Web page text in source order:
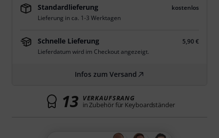
Standardlieferung
kostenlos
Lieferung in ca. 1-3 Werktagen
Schnelle Lieferung
5,90 €
Lieferdatum wird im Checkout angezeigt.
Infos zum Versand
13 VERKAUFSRANG
in Zubehör für Keyboardständer